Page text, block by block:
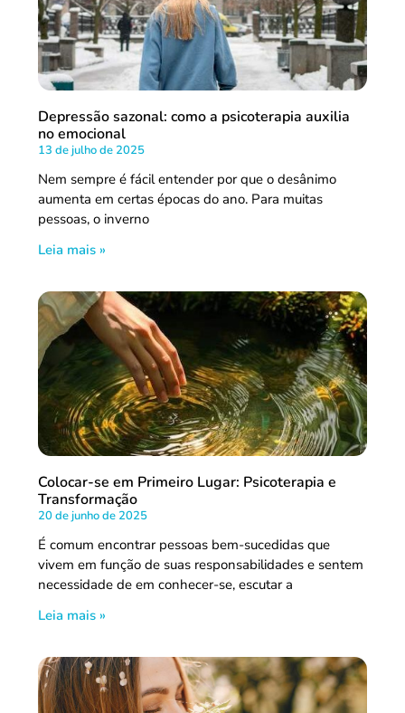
Depressão sazonal: como a psicoterapia auxilia
no emocional
13 de julho de 2025
Nem sempre é fácil entender por que o desânimo
aumenta em certas épocas do ano. Para muitas
pessoas, o inverno
Leia mais »
Colocar-se em Primeiro Lugar: Psicoterapia e
Transformação
20 de junho de 2025
É comum encontrar pessoas bem-sucedidas que
vivem em função de suas responsabilidades e sentem
necessidade de em conhecer-se, escutar a
Leia mais »